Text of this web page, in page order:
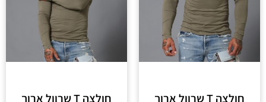
חולצה T שרוול ארוך
חולצה T שרוול ארוך